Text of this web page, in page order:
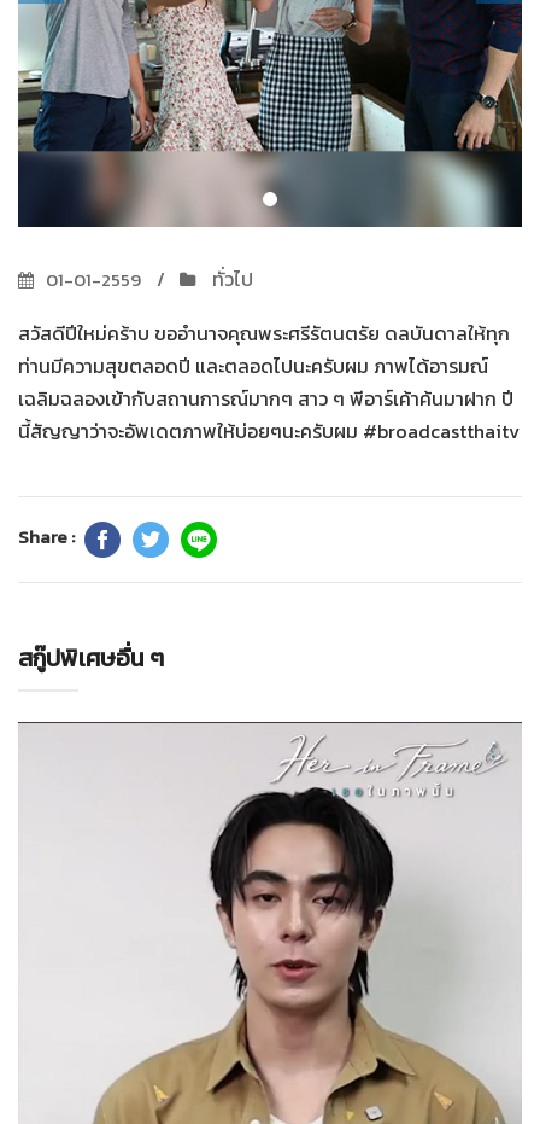
01-01-2559
ทั่วไป
สวัสดีปีใหม่คร้าบ ขออำนาจคุณพระศรีรัตนตรัย ดลบันดาลให้ทุก
ท่านมีความสุขตลอดปี และตลอดไปนะครับผม ภาพได้อารมณ์
เฉลิมฉลองเข้ากับสถานการณ์มากๆ สาว ๆ พีอาร์เค้าค้นมาฝาก ปี
นี้สัญญาว่าจะอัพเดตภาพให้บ่อยๆนะครับผม #broadcastthaitv
Share :
สกู๊ปพิเศษอื่น ๆ